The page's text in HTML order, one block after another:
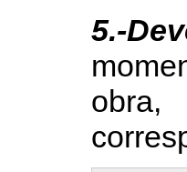
5.-